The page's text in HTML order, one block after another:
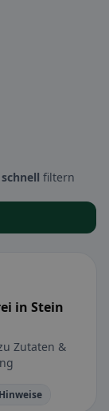
schnell filtern
in Stein
Zutaten &